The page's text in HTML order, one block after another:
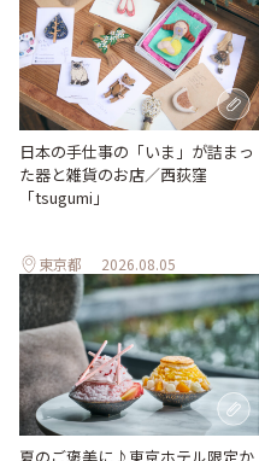
日本の手仕事の「いま」が詰まっ
た器と雑貨のお店／西荻窪
「tsugumi」
東京都 2026.08.05